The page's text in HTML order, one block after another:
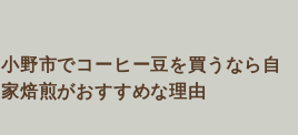
小野市でコーヒー豆を買うなら自
家焙煎がおすすめな理由